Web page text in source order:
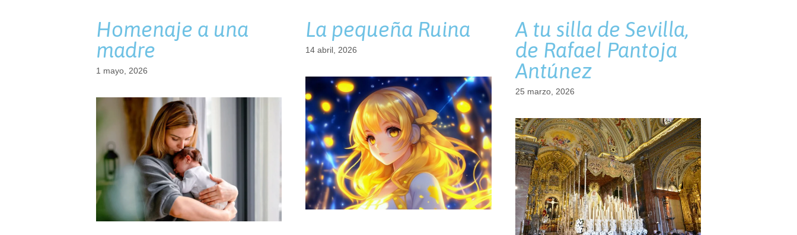
Homenaje a una
madre
1 mayo, 2026
La pequeña Ruina
14 abril, 2026
A tu silla de Sevilla,
de Rafael Pantoja
Antúnez
25 marzo, 2026